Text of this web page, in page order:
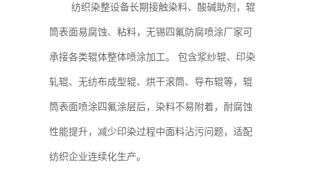
纺织染整设备长期接触染料、酸碱助剂，辊
筒表面易腐蚀、粘料，无锡四氟防腐喷涂厂家可
承接各类辊体整体喷涂加工。 包含浆纱辊、印染
轧辊、无纺布成型辊、烘干滚筒、导布辊等，辊
筒表面喷涂四氟涂层后，染料不易附着，耐腐蚀
性能提升，减少印染过程中面料沾污问题，适配
纺织企业连续化生产。